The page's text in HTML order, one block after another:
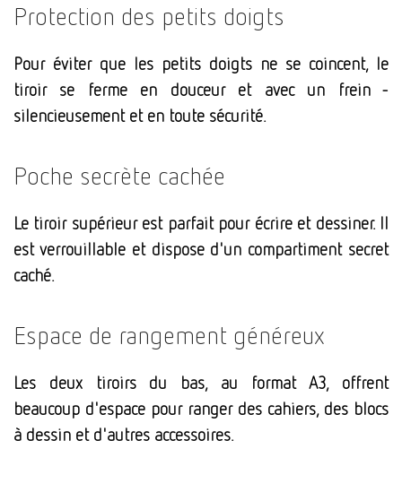
Protection des petits doigts
Pour éviter que les petits doigts ne se coincent, le
tiroir se ferme en douceur et avec un frein -
silencieusement et en toute sécurité.
Poche secrète cachée
Le tiroir supérieur est parfait pour écrire et dessiner. Il
est verrouillable et dispose d'un compartiment secret
caché.
Espace de rangement généreux
Les deux tiroirs du bas, au format A3, offrent
beaucoup d'espace pour ranger des cahiers, des blocs
à dessin et d'autres accessoires.